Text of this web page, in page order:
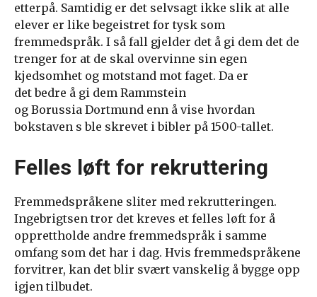
etterpå. Samtidig er det selvsagt ikke slik at alle
elever er like begeistret for tysk som
fremmedspråk. I så fall gjelder det å gi dem det de
trenger for at de skal overvinne sin egen
kjedsomhet og motstand mot faget. Da er
det bedre å gi dem Rammstein
og Borussia Dortmund enn å vise hvordan
bokstaven s ble skrevet i bibler på 1500-tallet.
Felles løft for rekruttering
Fremmedspråkene sliter med rekrutteringen.
Ingebrigtsen tror det kreves et felles løft for å
opprettholde andre fremmedspråk i samme
omfang som det har i dag. Hvis fremmedspråkene
forvitrer, kan det blir svært vanskelig å bygge opp
igjen tilbudet.